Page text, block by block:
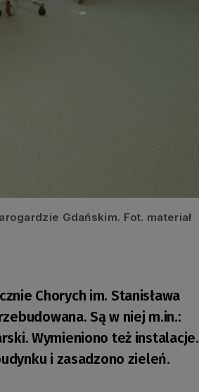
Gdańskim. Fot. materiał
Chorych im. Stanisława
Są w niej m.in.:
Wymieniono też instalacje.
i zasadzono zieleń.